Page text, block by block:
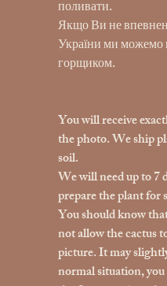
поливати.
Якщо Ви не
України ми можемо
горщиком.
You will receive
the photo. We ship
soil.
We will need up to 7
prepare the plant for
You should know
not allow the cactus
picture. It may
normal situation,